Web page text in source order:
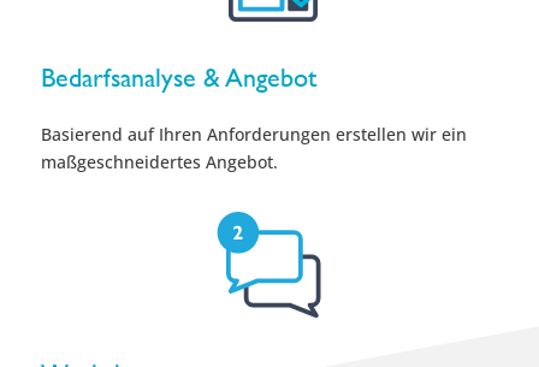
Bedarfsanalyse & Angebot
Basierend auf Ihren Anforderungen erstellen wir ein
maßgeschneidertes Angebot.